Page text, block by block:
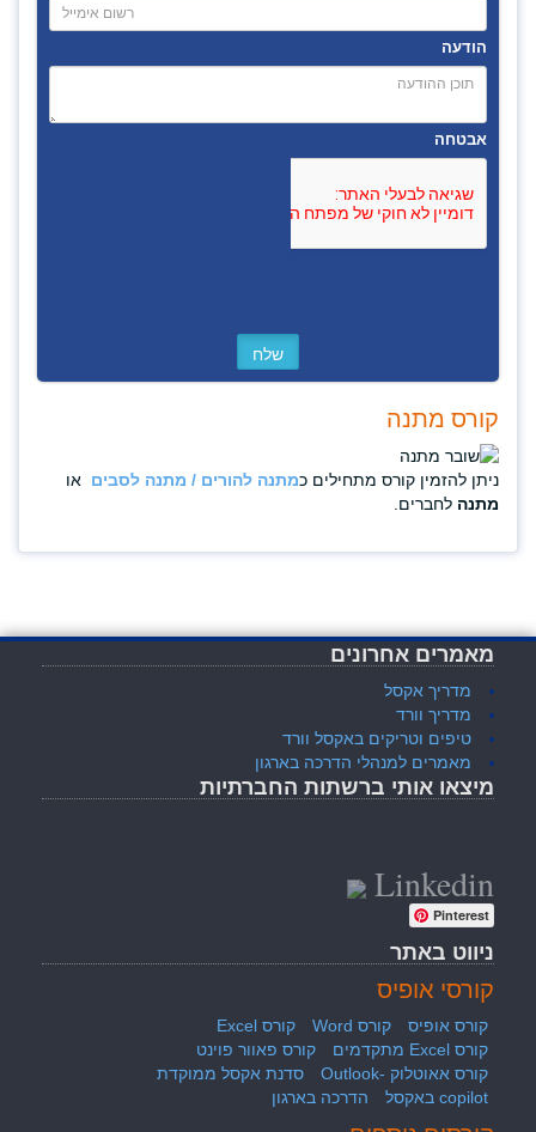
הודעה
אבטחה
קורס מתנה
ניתן להזמין קורס מתחילים כמתנה להורים / מתנה לסביםאו
מתנהלחברים.
מאמרים אחרונים
מדריך אקסל
מדריך וורד
טיפים וטריקים באקסל וורד
מאמרים למנהלי הדרכה בארגון
מיצאו אותי ברשתות החברתיות
Linkedin
Pinterest
ניווט באתר
קורסי אופיס
קורס אופיס קורס Word
קורס Excel
קורס Excel מתקדמים
קורס פאוור פוינט
קורס אאוטלוק -Outlook
סדנת אקסל ממוקדת
copilot באקסל
הדרכה בארגון